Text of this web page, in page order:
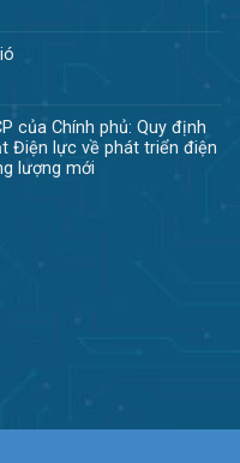
của Chính phủ: Quy định
Điện lực về phát triển điện
lượng mới